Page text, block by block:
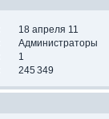
18 апреля 11
Администраторы
1
245 349